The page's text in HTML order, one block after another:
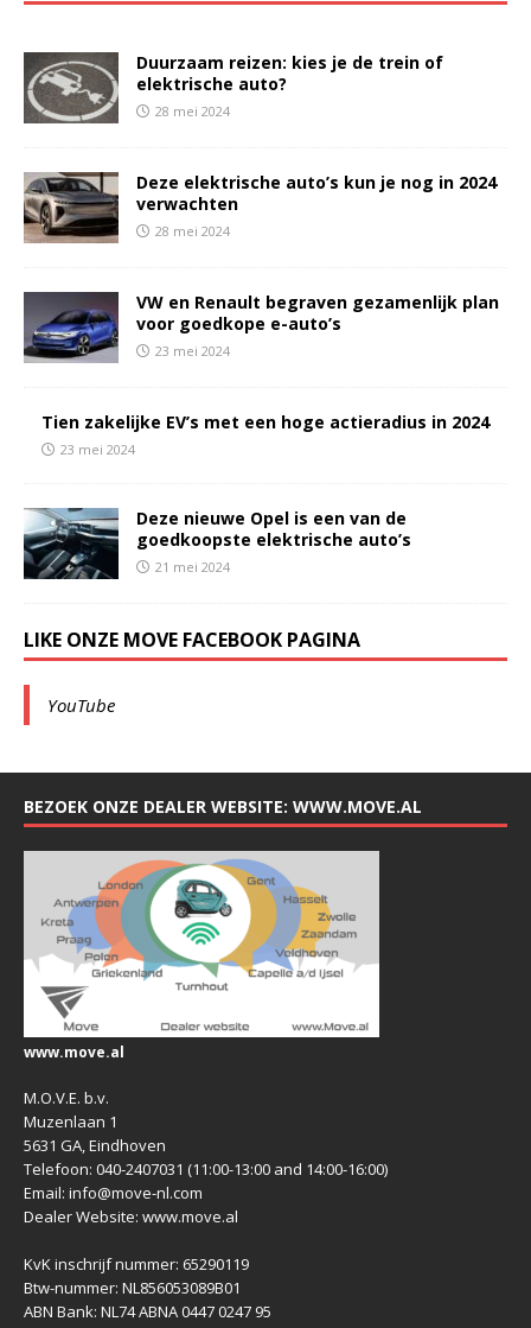
Duurzaam reizen: kies je de trein of
elektrische auto?
28 mei 2024
Deze elektrische auto’s kun je nog in 2024
verwachten
28 mei 2024
VW en Renault begraven gezamenlijk plan
voor goedkope e-auto’s
23 mei 2024
Tien zakelijke EV’s met een hoge actieradius in 2024
23 mei 2024
Deze nieuwe Opel is een van de
goedkoopste elektrische auto’s
21 mei 2024
LIKE ONZE MOVE FACEBOOK PAGINA
YouTube
BEZOEK ONZE DEALER WEBSITE: WWW.MOVE.AL
www.move.al
M.O.V.E. b.v.
Muzenlaan 1
5631 GA, Eindhoven
Telefoon: 040-2407031 (11:00-13:00 and 14:00-16:00)
Email: info@move-nl.com
Dealer Website: www.move.al
KvK inschrijf nummer: 65290119
Btw-nummer: NL856053089B01
ABN Bank: NL74 ABNA 0447 0247 95